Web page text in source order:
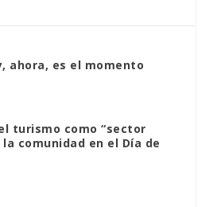
ahora, es el momento
turismo como “sector
comunidad en el Día de